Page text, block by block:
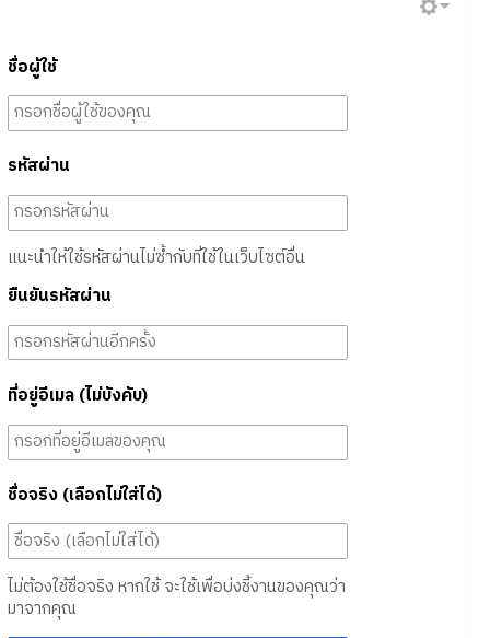
ชื่อผู้ใช้
รหัสผ่าน
แนะนำให้ใช้รหัสผ่านไม่ซ้ำกับที่ใช้ในเว็บไซต์อื่น
ยืนยันรหัสผ่าน
ที่อยู่อีเมล (ไม่บังคับ)
ชื่อจริง (เลือกไม่ใส่ได้)
ไม่ต้องใช้ชื่อจริง หากใช้ จะใช้เพื่อบ่งชี้งานของคุณว่า
มาจากคุณ